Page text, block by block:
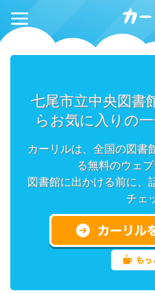
七尾市立中央図書
らお気に入りの
カーリルは、全国の図書
る無料のウェブ
図書館に出かける前に、
チェ